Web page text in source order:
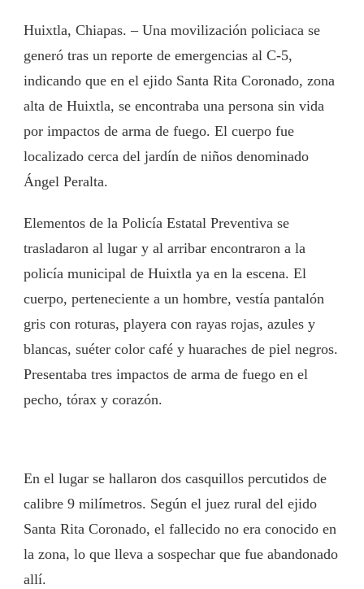
Huixtla, Chiapas. – Una movilización policiaca se
generó tras un reporte de emergencias al C-5,
indicando que en el ejido Santa Rita Coronado, zona
alta de Huixtla, se encontraba una persona sin vida
por impactos de arma de fuego. El cuerpo fue
localizado cerca del jardín de niños denominado
Ángel Peralta.
Elementos de la Policía Estatal Preventiva se
trasladaron al lugar y al arribar encontraron a la
policía municipal de Huixtla ya en la escena. El
cuerpo, perteneciente a un hombre, vestía pantalón
gris con roturas, playera con rayas rojas, azules y
blancas, suéter color café y huaraches de piel negros.
Presentaba tres impactos de arma de fuego en el
pecho, tórax y corazón.
En el lugar se hallaron dos casquillos percutidos de
calibre 9 milímetros. Según el juez rural del ejido
Santa Rita Coronado, el fallecido no era conocido en
la zona, lo que lleva a sospechar que fue abandonado
allí.